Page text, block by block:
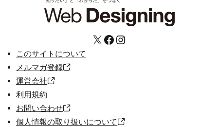
X Facebook Instagram
このサイトについて
メルマガ登録
運営会社
利用規約
お問い合わせ
個人情報の取り扱いについて